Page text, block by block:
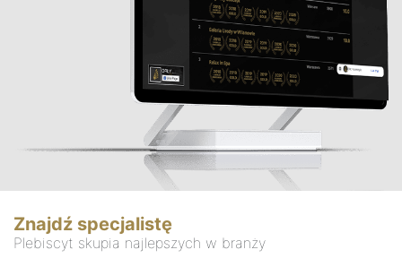
Znajdź specjalistę
Plebiscyt skupia najlepszych w branży